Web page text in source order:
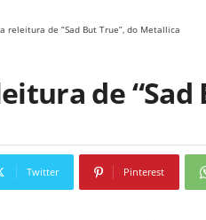
releitura de “Sad But True”, do Metallica
de
Twitter Pinterest